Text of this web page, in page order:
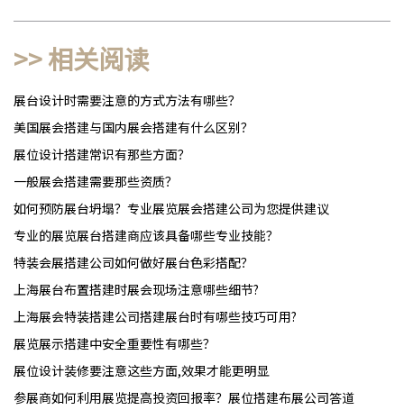
>> 相关阅读
展台设计时需要注意的方式方法有哪些？
美国展会搭建与国内展会搭建有什么区别？
展位设计搭建常识有那些方面？
一般展会搭建需要那些资质？
如何预防展台坍塌？专业展览展会搭建公司为您提供建议
专业的展览展台搭建商应该具备哪些专业技能？
特装会展搭建公司如何做好展台色彩搭配？
上海展台布置搭建时展会现场注意哪些细节?
上海展会特装搭建公司搭建展台时有哪些技巧可用?
展览展示搭建中安全重要性有哪些？
展位设计装修要注意这些方面,效果才能更明显
参展商如何利用展览提高投资回报率？展位搭建布展公司答道